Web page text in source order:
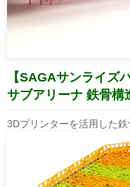
【SAGAサンライズ
サブアリーナ 鉄骨構
3Dプリンターを活用した